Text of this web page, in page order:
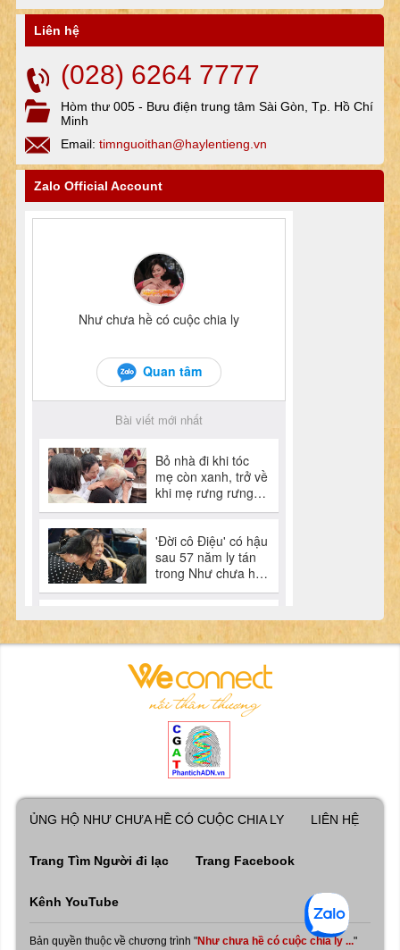
Liên hệ
(028) 6264 7777
Hòm thư 005 - Bưu điện trung tâm Sài Gòn, Tp. Hồ Chí
Minh
Email: timnguoithan@haylentieng.vn
Zalo Official Account
ỦNG HỘ NHƯ CHƯA HỀ CÓ CUỘC CHIA LY LIÊN HỆ
Trang Tìm Người đi lạc Trang Facebook
Kênh YouTube
Bản quyền thuộc về chương trình "Như chưa hề có cuộc chia ly ..."